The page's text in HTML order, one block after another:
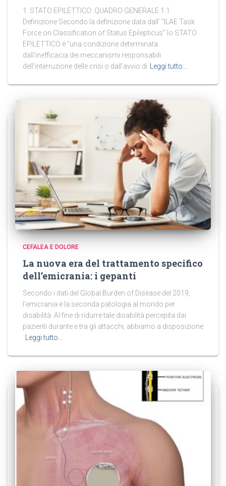
1. STATO EPILETTICO: QUADRO GENERALE 1.1
Definizione Secondo la definizione data dall’ “ILAE Task
Force on Classification of Status Epilepticus” lo STATO
EPILETTICO è “una condizione determinata
dall’inefficacia dei meccanismi responsabili
dell’interruzione delle crisi o dall’avvio di
Leggi tutto…
CEFALEA E DOLORE
La nuova era del trattamento specifico
dell’emicrania: i gepanti
Secondo i dati del Global Burden of Disease del 2019,
l’emicrania è la seconda patologia al mondo per
disabilità. Al fine di ridurre tale disabilità percepita dai
pazienti durante e tra gli attacchi, abbiamo a disposizione
Leggi tutto…